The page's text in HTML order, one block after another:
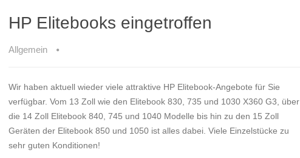
HP Elitebooks eingetroffen
Allgemein
Wir haben aktuell wieder viele attraktive HP Elitebook-Angebote für Sie
verfügbar. Vom 13 Zoll wie den Elitebook 830, 735 und 1030 X360 G3, über
die 14 Zoll Elitebook 840, 745 und 1040 Modelle bis hin zu den 15 Zoll
Geräten der Elitebook 850 und 1050 ist alles dabei. Viele Einzelstücke zu
sehr guten Konditionen!